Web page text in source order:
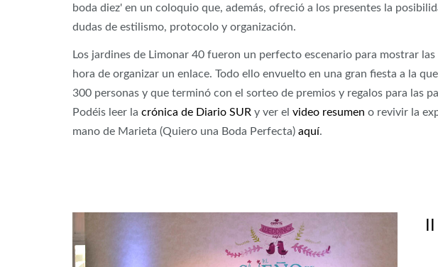
boda diez' en un coloquio que, además, ofreció a los presentes la
dudas de estilismo, protocolo y organización.
Los jardines de Limonar 40 fueron un perfecto escenario para mostrar las
hora de organizar un enlace. Todo ello envuelto en una gran fiesta a la
300 personas y que terminó con el sorteo de premios y regalos para las
Podéis leer la crónica de Diario SUR y ver el video resumen o revivir la
mano de Marieta (Quiero una Boda Perfecta) aquí.